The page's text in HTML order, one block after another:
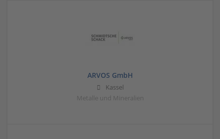
ARVOS GmbH
Kassel
Metalle und Mineralien